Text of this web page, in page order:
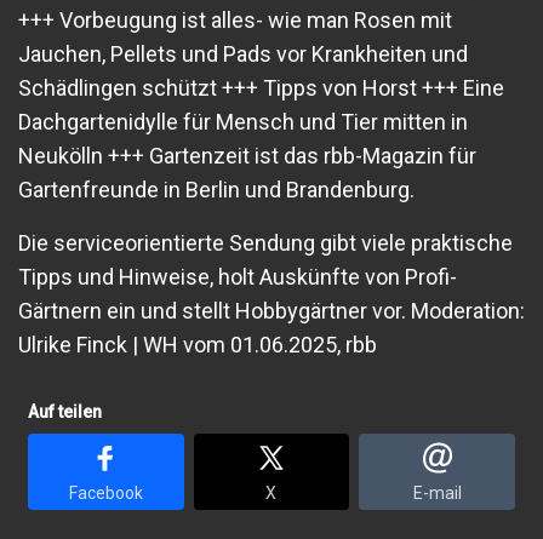
+++ Vorbeugung ist alles- wie man Rosen mit
Jauchen, Pellets und Pads vor Krankheiten und
Schädlingen schützt +++ Tipps von Horst +++ Eine
Dachgartenidylle für Mensch und Tier mitten in
Neukölln +++ Gartenzeit ist das rbb-Magazin für
Gartenfreunde in Berlin und Brandenburg.
Die serviceorientierte Sendung gibt viele praktische
Tipps und Hinweise, holt Auskünfte von Profi-
Gärtnern ein und stellt Hobbygärtner vor. Moderation:
Ulrike Finck | WH vom 01.06.2025, rbb
Auf teilen
Facebook X E-mail